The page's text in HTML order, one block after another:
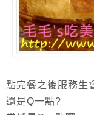
點完餐之後服務生
還是Q一點?